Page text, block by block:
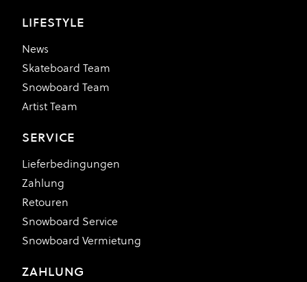
LIFESTYLE
News
Skateboard Team
Snowboard Team
Artist Team
SERVICE
Lieferbedingungen
Zahlung
Retouren
Snowboard Service
Snowboard Vermietung
ZAHLUNG